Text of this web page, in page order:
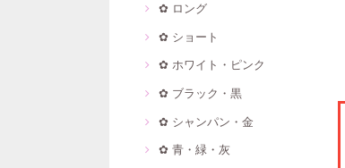
✿ ロング
✿ ショート
✿ ホワイト・ピンク
✿ ブラック・黒
✿ シャンパン・金
✿ 青・緑・灰